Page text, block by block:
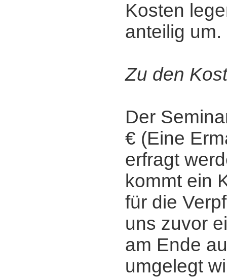
Kosten
anteilig um.
Zu den
Der
€ (Eine
erfragt
kommt ein
für die
uns zuvor
am Ende
umgelegt